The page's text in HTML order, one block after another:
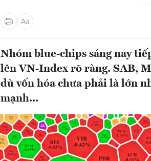
Nhóm blue-chips sáng nay
lên VN-Index rõ ràng. SAB,
dù vốn hóa chưa phải là lớn
mạnh...